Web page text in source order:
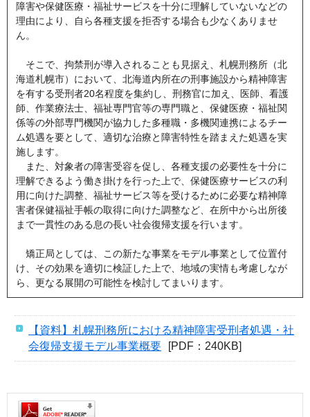
障害や保健医療・福祉サービスを十分に理解していないなどの
理由により、自ら各種支援を拒否する場合も少なくありませ
ん。
そこで、拘禁刑が導入されることも見据え、札幌刑務所（北
海道札幌市）において、北海道内所在の刑事施設から精神障害
を有する受刑者20名程度を集約し、刑務官に加え、医師、看護
師、作業療法士、福祉専門官等の専門職と、保健医療・福祉関
係等の外部専門機関が協力した多種職・多機関連携によるチー
ム処遇を要として、適切な治療と障害特性を踏まえた処遇を実
施します。
また、対象者の障害受容を促し、各種支援の必要性を十分に
理解できるよう働き掛けを行った上で、保健医療サービスの利
用に向けた調整、福祉サービス等を受けるために必要な精神障
害者保健福祉手帳の取得に向けた調整など、在所中から出所後
まで一貫性のある息の長い社会復帰支援を行います。
矯正局としては、この新たな事業をモデル事業として位置付
け、その効果を適切に検証した上で、地域の実情も考慮しなが
ら、更なる展開の可能性を検討してまいります。
【資料】札幌刑務所における精神障害受刑者処遇・社
会復帰支援モデル事業概要
[PDF：240KB]